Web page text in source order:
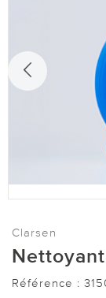
Clarsen
Référence :